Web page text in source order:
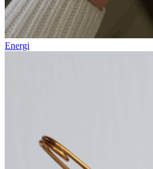
Energi